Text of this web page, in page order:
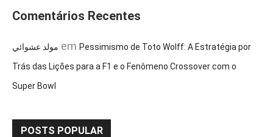
Comentários Recentes
مولد عشوائي em Pessimismo de Toto Wolff: A Estratégia por
Trás das Lições para a F1 e o Fenômeno Crossover com o
Super Bowl
POSTS POPULAR